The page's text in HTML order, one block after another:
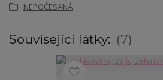
NEPOČESANÁ
Související látky: 7